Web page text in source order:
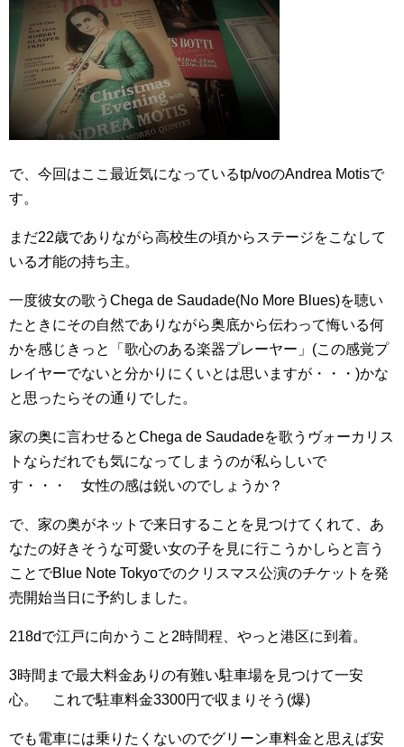
で、今回はここ最近気になっているtp/voのAndrea Motisで
す。
まだ22歳でありながら高校生の頃からステージをこなして
いる才能の持ち主。
一度彼女の歌うChega de Saudade(No More Blues)を聴い
たときにその自然でありながら奥底から伝わって悔いる何
かを感じきっと「歌心のある楽器プレーヤー」(この感覚プ
レイヤーでないと分かりにくいとは思いますが・・・)かな
と思ったらその通りでした。
家の奥に言わせるとChega de Saudadeを歌うヴォーカリス
トならだれでも気になってしまうのが私らしいで
す・・・ 女性の感は鋭いのでしょうか？
で、家の奥がネットで来日することを見つけてくれて、あ
なたの好きそうな可愛い女の子を見に行こうかしらと言う
ことでBlue Note Tokyoでのクリスマス公演のチケットを発
売開始当日に予約しました。
218dで江戸に向かうこと2時間程、やっと港区に到着。
3時間まで最大料金ありの有難い駐車場を見つけて一安
心。 これで駐車料金3300円で収まりそう(爆)
でも電車には乗りたくないのでグリーン車料金と思えば安